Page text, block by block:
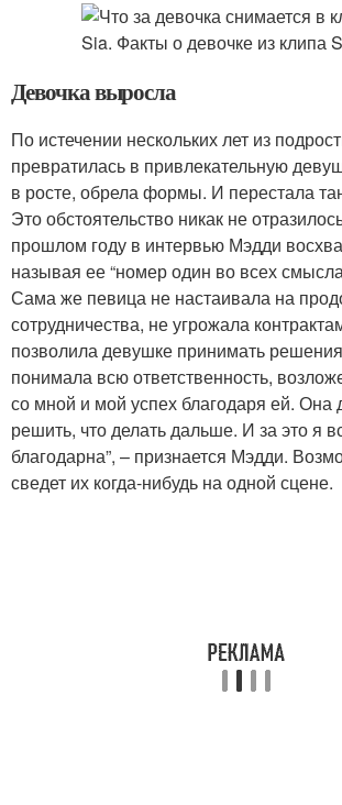
Девочка выросла
По истечении нескольких лет из
превратилась в привлекательную
в росте, обрела формы. И перестала
Это обстоятельство никак не
прошлом году в интервью Мэдди
называя ее “номер один во всех
Сама же певица не настаивала на
сотрудничества, не угрожала
позволила девушке принимать
понимала всю ответственность,
со мной и мой успех благодаря ей.
решить, что делать дальше. И за это я
благодарна”, – признается Мэдди.
сведет их когда-нибудь на одной сцене.